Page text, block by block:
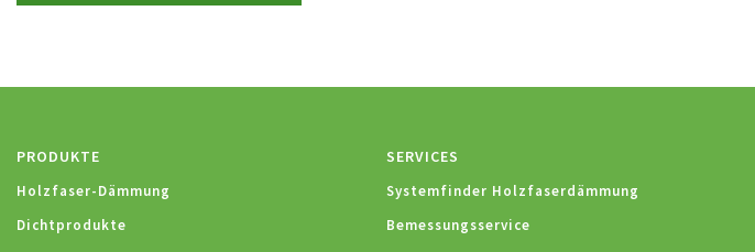
PRODUKTE
Holzfaser-Dämmung
Dichtprodukte
SERVICES
Systemfinder Holzfaserdämmung
Bemessungsservice